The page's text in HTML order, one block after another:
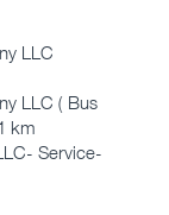
LLC
LLC ( Bus
km
Service-